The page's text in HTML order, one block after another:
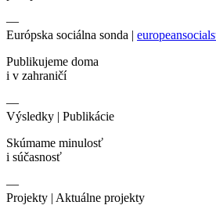
—
Európska sociálna sonda |
Publikujeme doma
i v zahraničí
—
Výsledky | Publikácie
Skúmame minulosť
i súčasnosť
—
Projekty | Aktuálne projekty